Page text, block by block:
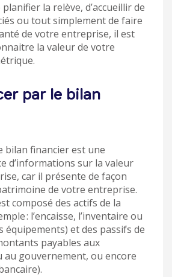
planifier la relève, d’accueillir de
ou tout simplement de faire
de votre entreprise, il est
la valeur de votre
par le bilan
bilan financier est une
d’informations sur la valeur
car il présente de façon
de votre entreprise.
composé des actifs de la
: l’encaisse, l’inventaire ou
équipements) et des passifs de
payables aux
gouvernement, ou encore